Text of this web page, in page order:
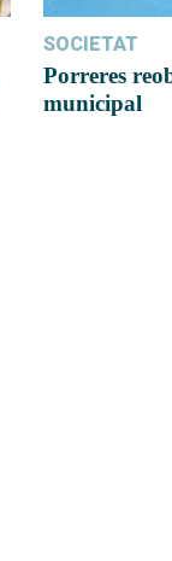
SOCIETAT
Porreres
municipal